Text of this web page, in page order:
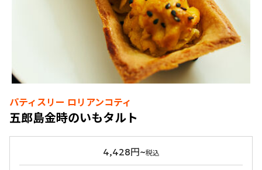
パティスリー ロリアンコティ
五郎島金時のいもタルト
4,428円~税込